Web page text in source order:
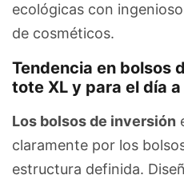
ecológicas con
de cosméticos.
Tendencia en bolsos
tote XL y para el día a
Los bolsos de inversión
claramente por los
estructura definida.